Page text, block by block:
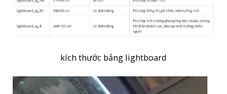
kích thước bảng lightboard